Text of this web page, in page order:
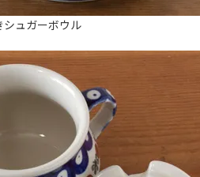
シュガーボウル